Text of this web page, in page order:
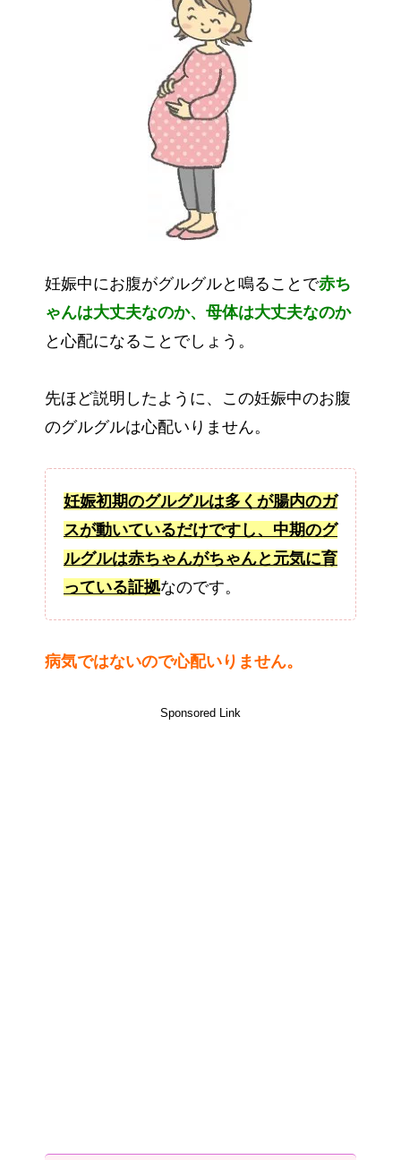
妊娠中にお腹がグルグルと鳴ることで赤ち
ゃんは大丈夫なのか、母体は大丈夫なのか
と心配になることでしょう。
先ほど説明したように、この妊娠中のお腹
のグルグルは心配いりません。
妊娠初期のグルグルは多くが腸内のガ
スが動いているだけですし、中期のグ
ルグルは赤ちゃんがちゃんと元気に育
っている証拠なのです。
病気ではないので心配いりません。
Sponsored Link